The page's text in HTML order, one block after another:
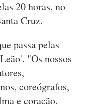
20 horas, no
Cruz.
passa pelas
"Os nossos
coreógrafos,
e coração,